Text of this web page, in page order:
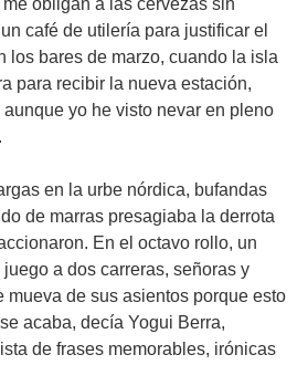
obligan a las cervezas sin
café de utilería para justificar el
los bares de marzo, cuando la isla
para recibir la nueva estación,
yo he visto nevar en pleno
en la urbe nórdica, bufandas
de marras presagiaba la derrota
En el octavo rollo, un
a dos carreras, señoras y
mueva de sus asientos porque esto
acaba, decía Yogui Berra,
de frases memorables, irónicas